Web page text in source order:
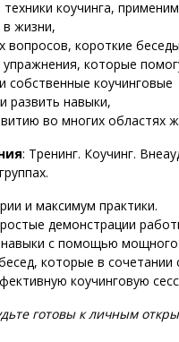
коучинга,
в жизни,
вопросов, короткие
упражнения, которые
собственные коучинговые
развить навыки,
во многих областях
: Тренинг. Коучинг.
и максимум практики.
демонстрации
навыки с помощью
которые в сочетании
коучинговую
готовы к личным